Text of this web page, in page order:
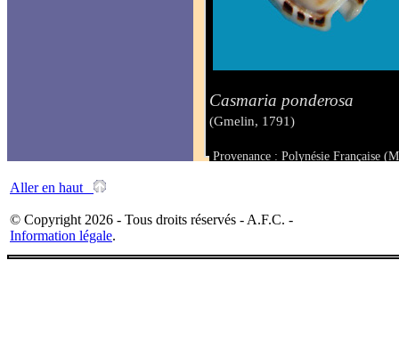
Casmaria ponderosa
(Gmelin, 1791)
Provenance : Polynésie Française
Aller en haut
© Copyright 2026 - Tous droits réservés - A.F.C. -
Information légale.